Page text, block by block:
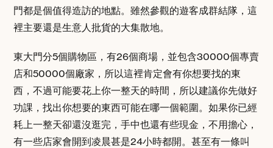
門都是個值得造訪的地點。雖然參觀的遊客成群結隊，這
裡主要還是生意人批貨的大集散地。
東大門分5個購物區，有26個商場，並包含30000個專賣
店和50000個廠家，所以這裡肯定會有你想要找的東
西，不過可能要花上你一整天的時間，所以建議你先做好
功課，找出你想要的東西可能在哪一個範圍。如果你已經
耗上一整天卻還沒逛完，手中也還有些現金，不用擔心，
有一些店家會開到凌晨甚是24小時都開。甚至有一條叫